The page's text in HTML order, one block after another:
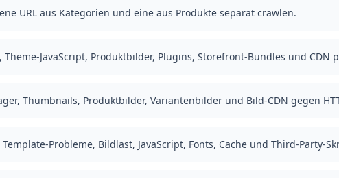
URL aus Kategorien und eine aus Produkte separat crawlen.
Theme-JavaScript, Produktbilder, Plugins, Storefront-Bundles und
Thumbnails, Produktbilder, Variantenbilder und Bild-CDN gegen
Probleme, Bildlast, JavaScript, Fonts, Cache und Third-Party-